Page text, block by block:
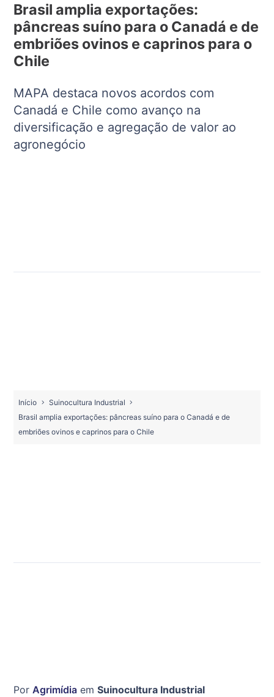
Brasil amplia exportações:
pâncreas suíno para o Canadá e de
embriões ovinos e caprinos para o
Chile
MAPA destaca novos acordos com
Canadá e Chile como avanço na
diversificação e agregação de valor ao
agronegócio
Início
Suinocultura Industrial
Brasil amplia exportações: pâncreas suíno para o Canadá e de
embriões ovinos e caprinos para o Chile
Por Agrimídia em Suinocultura Industrial